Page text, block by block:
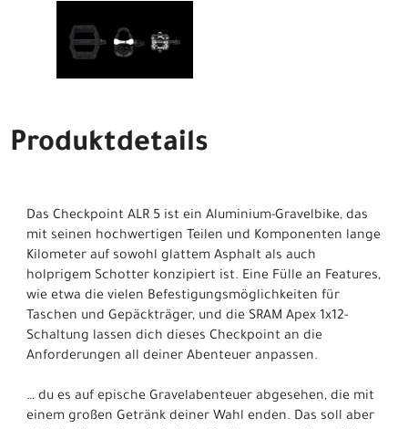
Produktdetails
Das Checkpoint ALR 5 ist ein Aluminium-Gravelbike, das
mit seinen hochwertigen Teilen und Komponenten lange
Kilometer auf sowohl glattem Asphalt als auch
holprigem Schotter konzipiert ist. Eine Fülle an Features,
wie etwa die vielen Befestigungsmöglichkeiten für
Taschen und Gepäckträger, und die SRAM Apex 1x12-
Schaltung lassen dich dieses Checkpoint an die
Anforderungen all deiner Abenteuer anpassen.
… du es auf epische Gravelabenteuer abgesehen, die mit
einem großen Getränk deiner Wahl enden. Das soll aber